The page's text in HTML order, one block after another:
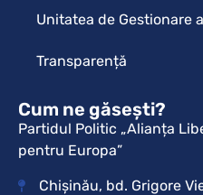
Unitatea de Gestionare
Transparență
Cum ne găsești?
Partidul Politic „Alianța
pentru Europa”
Chișinău, bd. Grigore